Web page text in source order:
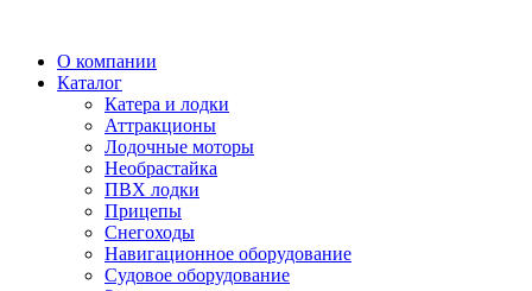
О компании
Каталог
Катера и лодки
Аттракционы
Лодочные моторы
Необрастайка
ПВХ лодки
Прицепы
Снегоходы
Навигационное оборудование
Судовое оборудование